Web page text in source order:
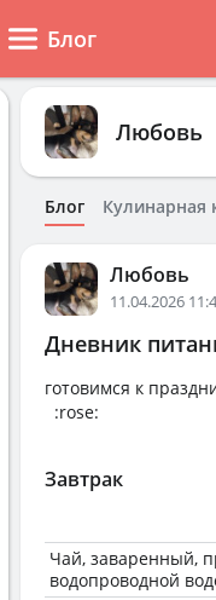
Блог
Любовь
Блог Кулинарная
Любовь
11.04.2026
Дневник
:rose:
Завтрак
Чай, заваренный,
водопроводной